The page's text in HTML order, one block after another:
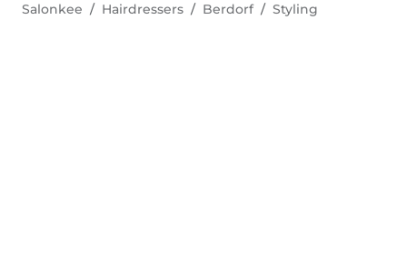
Salonkee Hairdressers Berdorf Styling